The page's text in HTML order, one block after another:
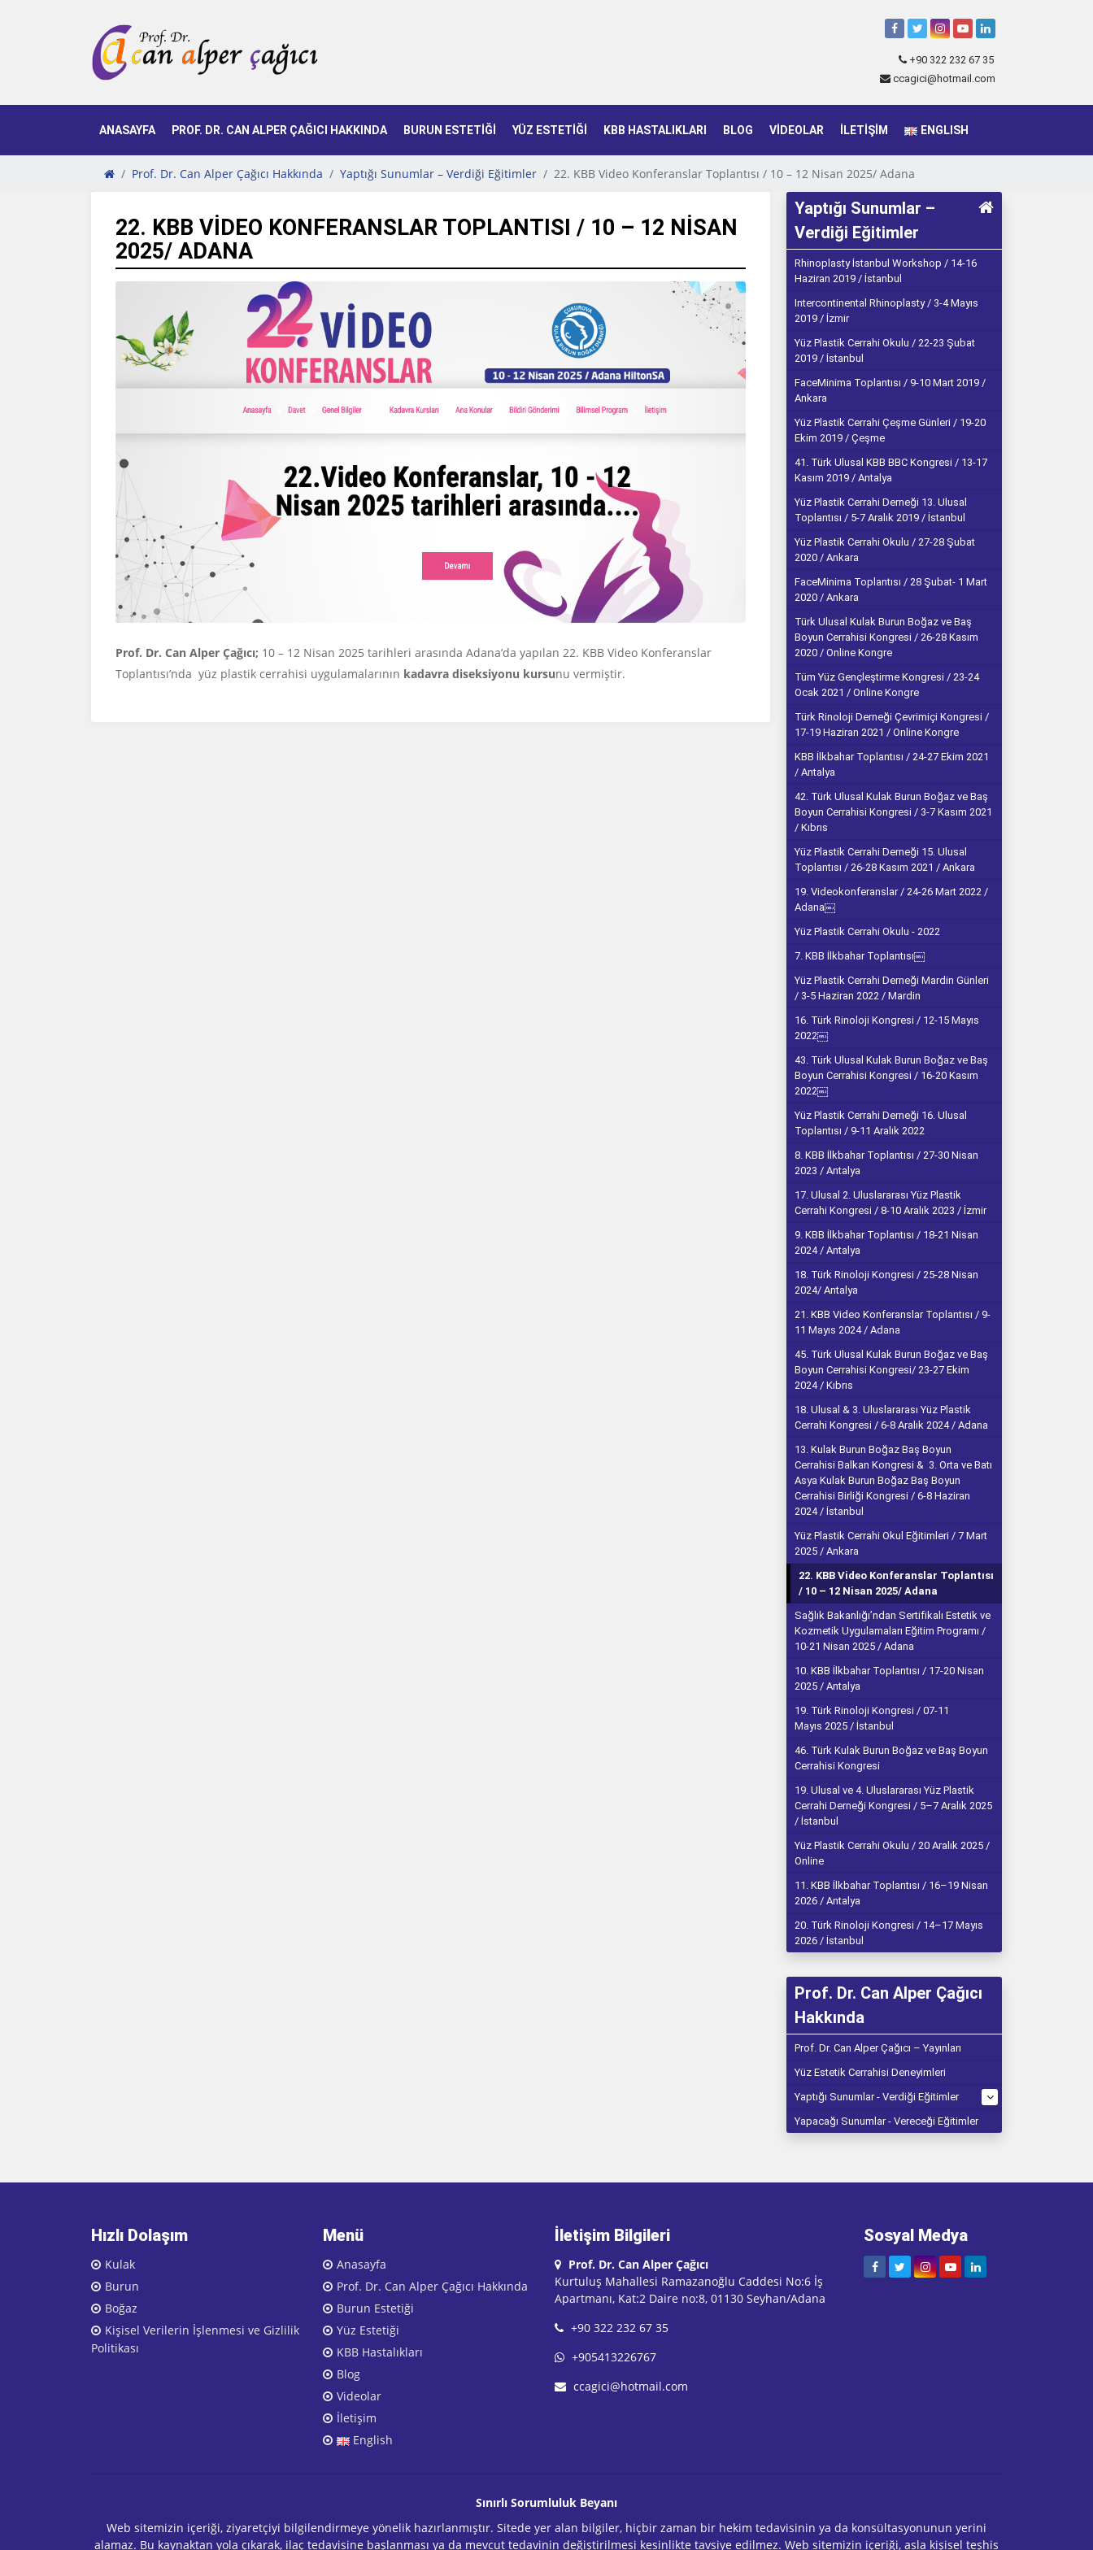
+90 322 232 67 35
ccagici@hotmail.com
ANASAYFA PROF. DR. CAN ALPER ÇAĞICI HAKKINDA BURUN ESTETIĞI YÜZ ESTETIĞI KBB HASTALIKLARI BLOG VIDEOLAR İLETIŞIM ENGLISH
Prof. Dr. Can Alper Çağıcı Hakkında Yaptığı Sunumlar – Verdiği Eğitimler 22. KBB Video Konferanslar Toplantısı / 10 – 12 Nisan 2025/ Adana
22. KBB VIDEO KONFERANSLAR TOPLANTISI / 10 – 12 NISAN
2025/ ADANA
Prof. Dr. Can Alper Çağıcı; 10 – 12 Nisan 2025 tarihleri arasında Adana’da yapılan 22. KBB Video Konferanslar
Toplantısı’nda yüz plastik cerrahisi uygulamalarının kadavra diseksiyonu kursunu vermiştir.
Yaptığı Sunumlar –
Verdiği Eğitimler
Rhinoplasty İstanbul Workshop / 14-16
Haziran 2019 / İstanbul
Intercontinental Rhinoplasty / 3-4 Mayıs
2019 / İzmir
Yüz Plastik Cerrahi Okulu / 22-23 Şubat
2019 / İstanbul
FaceMinima Toplantısı / 9-10 Mart 2019 /
Ankara
Yüz Plastik Cerrahi Çeşme Günleri / 19-20
Ekim 2019 / Çeşme
41. Türk Ulusal KBB BBC Kongresi / 13-17
Kasım 2019 / Antalya
Yüz Plastik Cerrahi Derneği 13. Ulusal
Toplantısı / 5-7 Aralık 2019 / İstanbul
Yüz Plastik Cerrahi Okulu / 27-28 Şubat
2020 / Ankara
FaceMinima Toplantısı / 28 Şubat- 1 Mart
2020 / Ankara
Türk Ulusal Kulak Burun Boğaz ve Baş
Boyun Cerrahisi Kongresi / 26-28 Kasım
2020 / Online Kongre
Tüm Yüz Gençleştirme Kongresi / 23-24
Ocak 2021 / Online Kongre
Türk Rinoloji Derneği Çevrimiçi Kongresi /
17-19 Haziran 2021 / Online Kongre
KBB İlkbahar Toplantısı / 24-27 Ekim 2021
/ Antalya
42. Türk Ulusal Kulak Burun Boğaz ve Baş
Boyun Cerrahisi Kongresi / 3-7 Kasım 2021
/ Kıbrıs
Yüz Plastik Cerrahi Derneği 15. Ulusal
Toplantısı / 26-28 Kasım 2021 / Ankara
19. Videokonferanslar / 24-26 Mart 2022 /
Adana￼
Yüz Plastik Cerrahi Okulu - 2022
7. KBB İlkbahar Toplantısı￼
Yüz Plastik Cerrahi Derneği Mardin Günleri
/ 3-5 Haziran 2022 / Mardin
16. Türk Rinoloji Kongresi / 12-15 Mayıs
2022￼
43. Türk Ulusal Kulak Burun Boğaz ve Baş
Boyun Cerrahisi Kongresi / 16-20 Kasım
2022￼
Yüz Plastik Cerrahi Derneği 16. Ulusal
Toplantısı / 9-11 Aralık 2022
8. KBB İlkbahar Toplantısı / 27-30 Nisan
2023 / Antalya
17. Ulusal 2. Uluslararası Yüz Plastik
Cerrahi Kongresi / 8-10 Aralık 2023 / İzmir
9. KBB İlkbahar Toplantısı / 18-21 Nisan
2024 / Antalya
18. Türk Rinoloji Kongresi / 25-28 Nisan
2024/ Antalya
21. KBB Video Konferanslar Toplantısı / 9-
11 Mayıs 2024 / Adana
45. Türk Ulusal Kulak Burun Boğaz ve Baş
Boyun Cerrahisi Kongresi/ 23-27 Ekim
2024 / Kıbrıs
18. Ulusal & 3. Uluslararası Yüz Plastik
Cerrahi Kongresi / 6-8 Aralık 2024 / Adana
13. Kulak Burun Boğaz Baş Boyun
Cerrahisi Balkan Kongresi & 3. Orta ve Batı
Asya Kulak Burun Boğaz Baş Boyun
Cerrahisi Birliği Kongresi / 6-8 Haziran
2024 / İstanbul
Yüz Plastik Cerrahi Okul Eğitimleri / 7 Mart
2025 / Ankara
22. KBB Video Konferanslar Toplantısı
/ 10 – 12 Nisan 2025/ Adana
Sağlık Bakanlığı’ndan Sertifikalı Estetik ve
Kozmetik Uygulamaları Eğitim Programı /
10-21 Nisan 2025 / Adana
10. KBB İlkbahar Toplantısı / 17-20 Nisan
2025 / Antalya
19. Türk Rinoloji Kongresi / 07-11
Mayıs 2025 / İstanbul
46. Türk Kulak Burun Boğaz ve Baş Boyun
Cerrahisi Kongresi
19. Ulusal ve 4. Uluslararası Yüz Plastik
Cerrahi Derneği Kongresi / 5–7 Aralık 2025
/ İstanbul
Yüz Plastik Cerrahi Okulu / 20 Aralık 2025 /
Online
11. KBB İlkbahar Toplantısı / 16–19 Nisan
2026 / Antalya
20. Türk Rinoloji Kongresi / 14–17 Mayıs
2026 / İstanbul
Prof. Dr. Can Alper Çağıcı
Hakkında
Prof. Dr. Can Alper Çağıcı – Yayınları
Yüz Estetik Cerrahisi Deneyimleri
Yaptığı Sunumlar - Verdiği Eğitimler
Yapacağı Sunumlar - Vereceği Eğitimler
Hızlı Dolaşım
Kulak
Burun
Boğaz
Kişisel Verilerin İşlenmesi ve Gizlilik
Politikası
Menü
Anasayfa
Prof. Dr. Can Alper Çağıcı Hakkında
Burun Estetiği
Yüz Estetiği
KBB Hastalıkları
Blog
Videolar
İletişim
English
İletişim Bilgileri
Prof. Dr. Can Alper Çağıcı
Kurtuluş Mahallesi Ramazanoğlu Caddesi No:6 İş
Apartmanı, Kat:2 Daire no:8, 01130 Seyhan/Adana
+90 322 232 67 35
+905413226767
ccagici@hotmail.com
Sosyal Medya
Sınırlı Sorumluluk Beyanı
Web sitemizin içeriği, ziyaretçiyi bilgilendirmeye yönelik hazırlanmıştır. Sitede yer alan bilgiler, hiçbir zaman bir hekim tedavisinin ya da konsültasyonunun yerini
alamaz. Bu kaynaktan yola çıkarak, ilaç tedavisine başlanması ya da mevcut tedavinin değiştirilmesi kesinlikte tavsiye edilmez. Web sitemizin içeriği, asla kişisel teşhis